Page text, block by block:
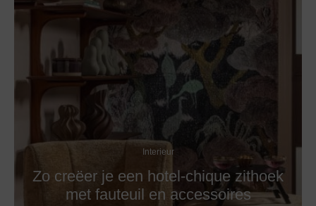
Interieur
Zo creëer je een hotel-chique zithoek
met fauteuil en accessoires